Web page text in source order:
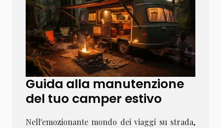
Guida alla manutenzione
del tuo camper estivo
Nell'emozionante mondo dei viaggi su strada,